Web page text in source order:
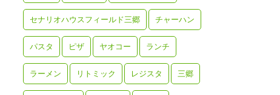
セナリオハウスフィールド三郷 チャーハン
パスタ ピザ ヤオコー ランチ
ラーメン リトミック レジスタ 三郷